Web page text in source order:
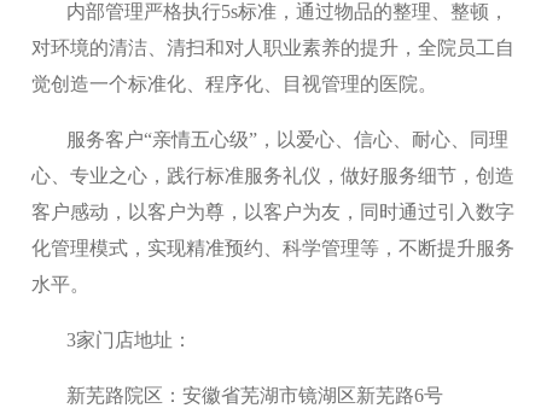
内部管理严格执行5s标准，通过物品的整理、整顿，
对环境的清洁、清扫和对人职业素养的提升，全院员工自
觉创造一个标准化、程序化、目视管理的医院。
服务客户“亲情五心级”，以爱心、信心、耐心、同理
心、专业之心，践行标准服务礼仪，做好服务细节，创造
客户感动，以客户为尊，以客户为友，同时通过引入数字
化管理模式，实现精准预约、科学管理等，不断提升服务
水平。
3家门店地址：
新芜路院区：安徽省芜湖市镜湖区新芜路6号